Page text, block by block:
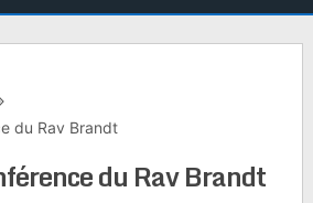
du Rav Brandt
du Rav Brandt